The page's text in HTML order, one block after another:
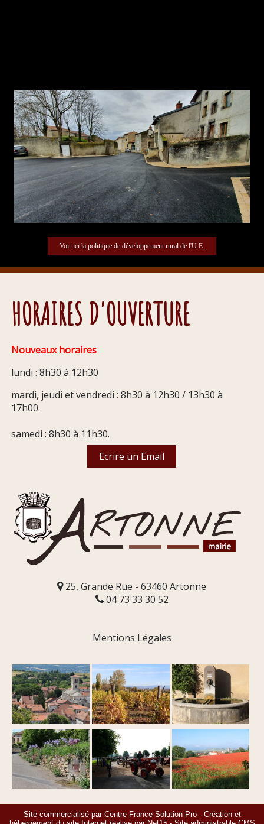
Voir ici la politique de développement rural de l'U.E.
HORAIRES D'OUVERTURE
Nouveaux horaires
lundi : 8h30 à 12h30
mardi, jeudi et vendredi : 8h30 à 12h30 / 13h30 à
17h00.
samedi : 8h30 à 11h30.
Ecrire un Email
25, Grande Rue - 63460 Artonne
04 73 33 30 52
Mentions Légales
Site commercialisé par Centre France Solution Pro- Création et